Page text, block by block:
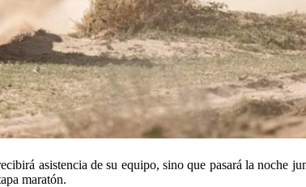
asistencia de su equipo, sino que pasará la noche
maratón.